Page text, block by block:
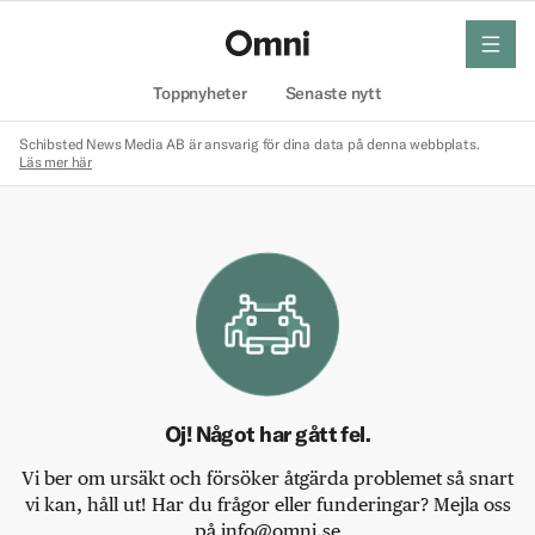
Toppnyheter Senaste nytt
meny
Schibsted News Media AB är ansvarig för dina data på denna webbplats.
Läs mer här
Oj! Något har gått fel.
Vi ber om ursäkt och försöker åtgärda problemet så snart
vi kan, håll ut! Har du frågor eller funderingar? Mejla oss